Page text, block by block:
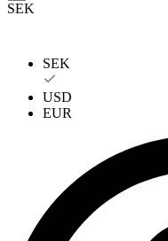
SEK
SEK
USD
EUR